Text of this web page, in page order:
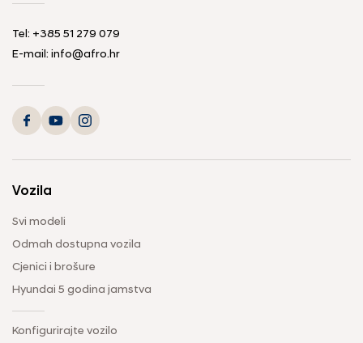
Tel: +385 51 279 079
E-mail: info@afro.hr
Vozila
Svi modeli
Odmah dostupna vozila
Cjenici i brošure
Hyundai 5 godina jamstva
Konfigurirajte vozilo